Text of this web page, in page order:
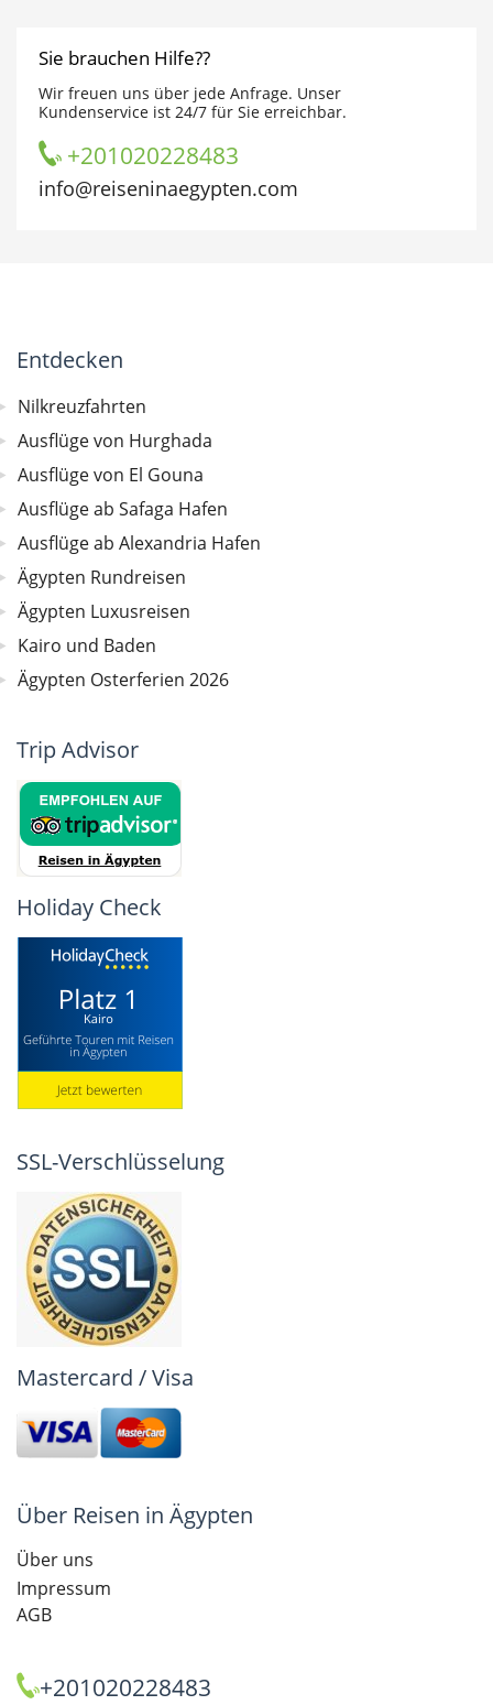
Sie brauchen Hilfe??
Wir freuen uns über jede Anfrage. Unser
Kundenservice ist 24/7 für Sie erreichbar.
+201020228483
info@reiseninaegypten.com
Entdecken
Nilkreuzfahrten
Ausflüge von Hurghada
Ausflüge von El Gouna
Ausflüge ab Safaga Hafen
Ausflüge ab Alexandria Hafen
Ägypten Rundreisen
Ägypten Luxusreisen
Kairo und Baden
Ägypten Osterferien 2026
Trip Advisor
Holiday Check
SSL-Verschlüsselung
Mastercard / Visa
Über Reisen in Ägypten
Über uns
Impressum
AGB
+201020228483